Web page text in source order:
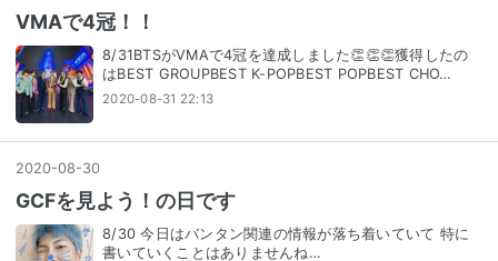
VMAで4冠！！
8/31BTSがVMAで4冠を達成しました👏👏👏獲得したの
はBEST GROUPBEST K-POPBEST POPBEST CHO…
2020-08-31 22:13
2020-08-30
GCFを見よう！の日です
8/30 今日はバンタン関連の情報が落ち着いていて 特に
書いていくことはありませんね…